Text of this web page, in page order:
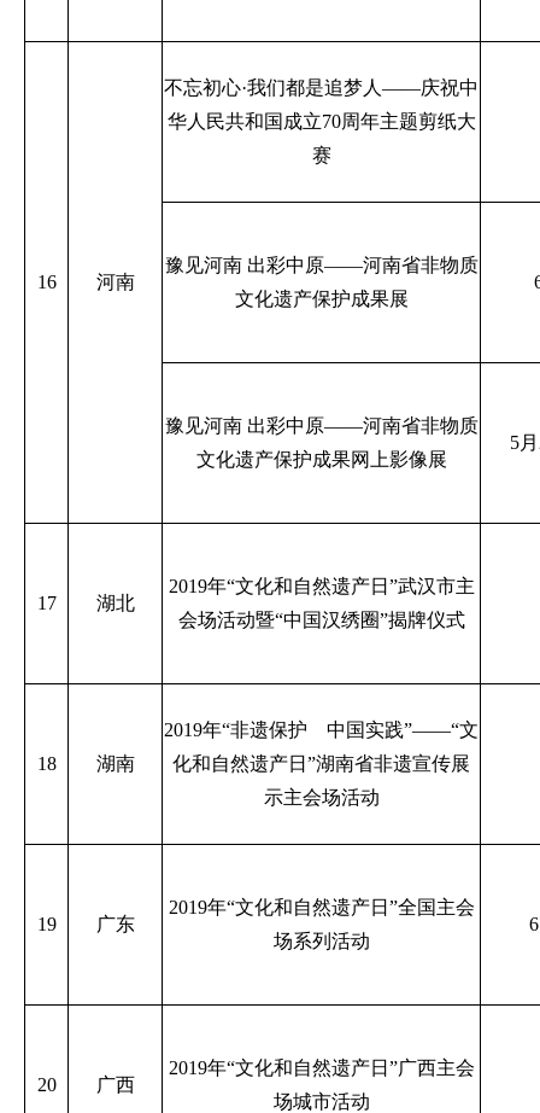
16 河南
不忘初心·我们都是追梦人——庆祝中
华人民共和国成立70周年主题剪纸大
赛
豫见河南 出彩中原——河南省非物质
文化遗产保护成果展
豫见河南 出彩中原——河南省非物质
文化遗产保护成果网上影像展
5
17 湖北
2019年“文化和自然遗产日”武汉市主
会场活动暨“中国汉绣圈”揭牌仪式
18 湖南
2019年“非遗保护 中国实践”——“文
化和自然遗产日”湖南省非遗宣传展
示主会场活动
19 广东
2019年“文化和自然遗产日”全国主会
场系列活动
20 广西
2019年“文化和自然遗产日”广西主会
场城市活动